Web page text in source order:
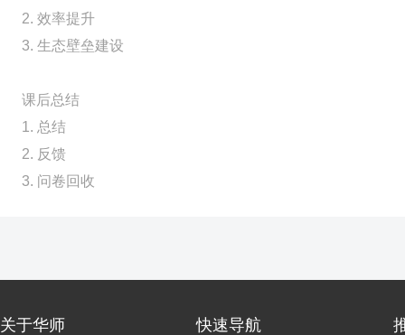
2. 效率提升
3. 生态壁垒建设
课后总结
1. 总结
2. 反馈
3. 问卷回收
关于华师 快速导航